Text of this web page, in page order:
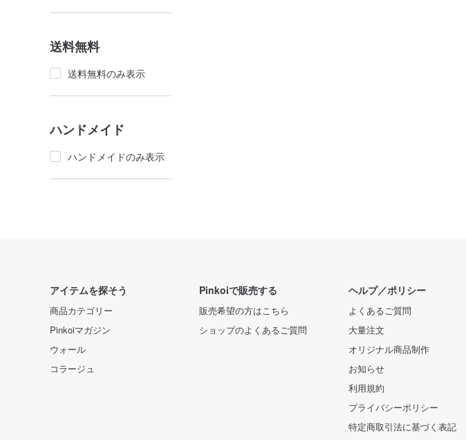
送料無料
送料無料のみ表示
ハンドメイド
ハンドメイドのみ表示
アイテムを探そう
商品カテゴリー
Pinkoiマガジン
ウォール
コラージュ
Pinkoiで販売する
販売希望の方はこちら
ショップのよくあるご質問
ヘルプ／ポリシー
よくあるご質問
大量注文
オリジナル商品制作
お知らせ
利用規約
プライバシーポリシー
特定商取引法に基づく表記